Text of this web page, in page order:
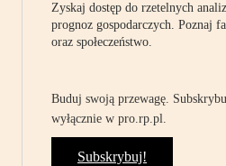
Zyskaj dostęp do rzetelnych
prognoz gospodarczych. Poznaj
oraz społeczeństwo.
Buduj swoją przewagę.
wyłącznie w pro.rp.pl.
Subskrybuj!